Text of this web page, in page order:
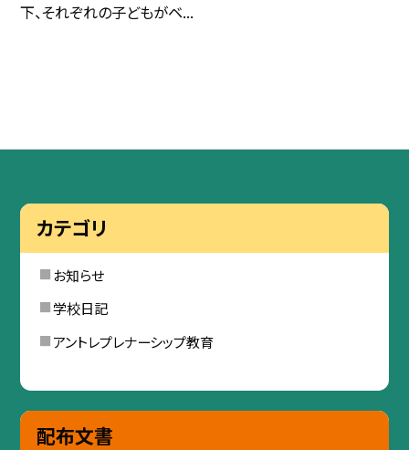
下、それぞれの子どもがベ...
カテゴリ
お知らせ
学校日記
アントレプレナーシップ教育
配布文書